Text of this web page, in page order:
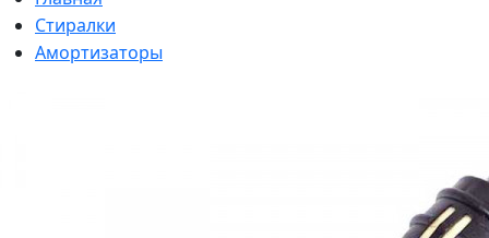
Стиралки
Амортизаторы